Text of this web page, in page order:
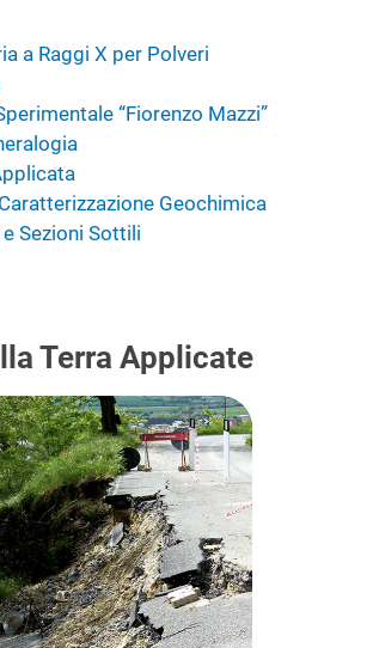
a Raggi X per Polveri
“Fiorenzo Mazzi”
Geochimica
Sezioni Sottili
Terra Applicate